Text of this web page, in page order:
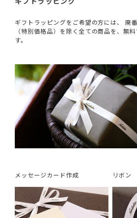
ギフトラッピングをご希望の方には、 廃
（特別価格品）を除く全ての商品を、無
す。
メッセージカード作成 リボン